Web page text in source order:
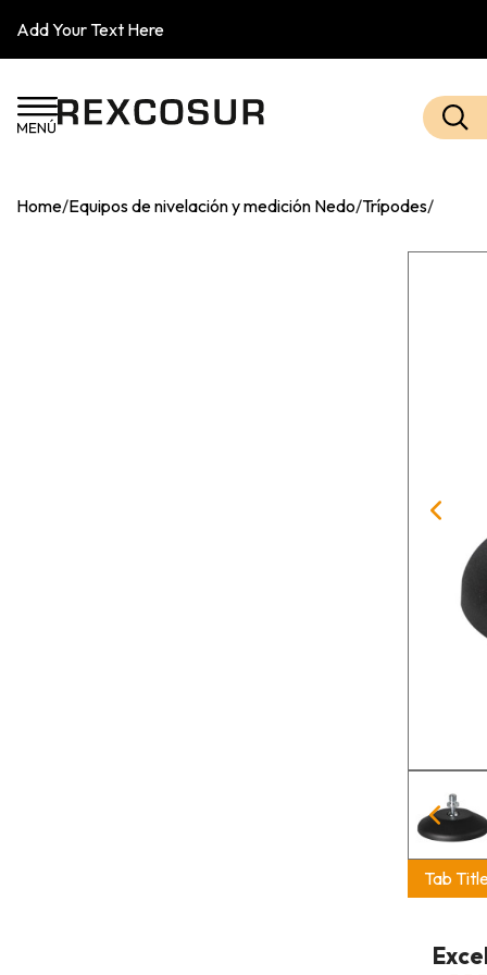
Add Your Text Here
Home/Equipos de nivelación y medición Nedo/Trípodes/
Tab